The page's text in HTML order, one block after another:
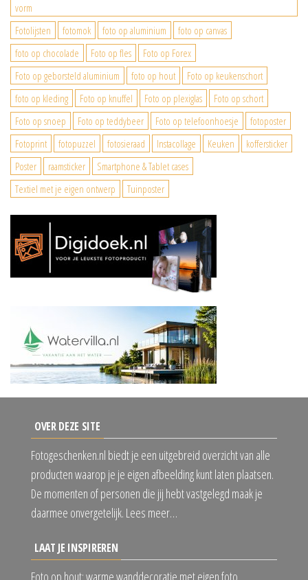
vorm
Fotolijsten
fotomok foto op aluminium
foto op canvas
foto op chocolade
Foto op fles
Foto op Forex
Foto op geborsteld aluminium
foto op hout
Foto op keukenschort
foto op kleding
Foto op knuffel Foto op plexiglas
Foto op schort
Foto op snoep
Foto op teddybeer Foto op telefoonhoesje
fotoposter
Fotoprint
fotopuzzel fotosieraad Instacollage Keuken
koffersticker
Poster
raamsticker
Smartphone & Tablet cases
Textiel met je eigen ontwerp
Tuinposter
OVER DEZE SITE
Fotogeschenken.nl biedt je een uitgebreid overzicht van alle
producten waarop je je eigen afbeelding kunt laten plaatsen.
De momenten of personen die jij hebt vastgelegd maak je
daarmee onvergetelijk. Lees meer…
LAAT JE INSPIREREN